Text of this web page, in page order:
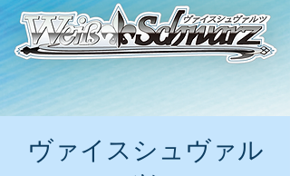
ヴァイスシュヴァル